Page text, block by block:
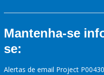
Mantenha-se
se:
Alertas de email Project